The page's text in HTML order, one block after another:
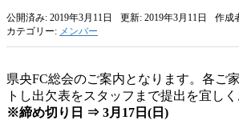
公開済み: 2019年3月11日 更新: 2019年3月11日 作成
カテゴリー: メンバー
県央FC総会のご案内となります。各ご
トし出欠表をスタッフまで提出を宜しく
※締め切り日 ⇒ 3月17日(日)